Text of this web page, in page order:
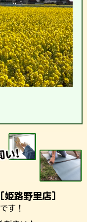
路野里店]
す！